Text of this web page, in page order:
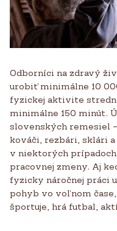
Odborníci na zdravý
urobiť minimálne 10
fyzickej aktivite
minimálne 150 minút.
slovenských remesiel
kováči, rezbári, sklári
v niektorých
pracovnej zmeny. Aj
fyzicky náročnej práci
pohyb vo voľnom čase,
športuje, hrá futbal,